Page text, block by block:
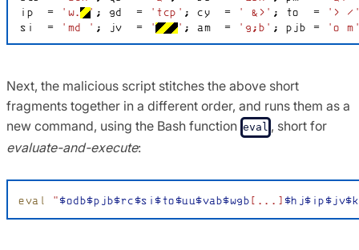
Next, the malicious script stitches the above short
fragments together in a different order, and runs them as a
new command, using the Bash function eval , short for
evaluate-and-execute: